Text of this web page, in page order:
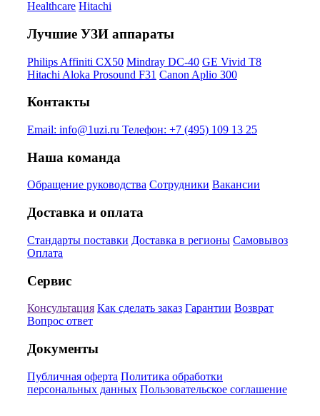
Healthcare Hitachi
Лучшие УЗИ аппараты
Philips Affiniti CX50 Mindray DC-40 GE Vivid T8
Hitachi Aloka Prosound F31 Canon Aplio 300
Контакты
Email: info@1uzi.ru Телефон: +7 (495) 109 13 25
Наша команда
Обращение руководства Сотрудники Вакансии
Доставка и оплата
Стандарты поставки Доставка в регионы Самовывоз
Оплата
Сервис
Консультация Как сделать заказ Гарантии Возврат
Вопрос ответ
Документы
Публичная оферта Политика обработки
персональных данных Пользовательское соглашение